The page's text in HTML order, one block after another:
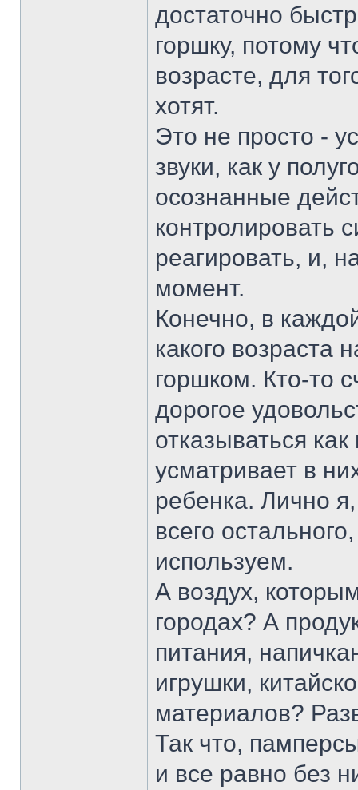
достаточно
горшку, потому
возрасте, для
хотят.
Это не просто -
звуки, как у
осознанные
контролировать
реагировать, и,
момент.
Конечно, в
какого возраста
горшком. Кто-то
дорогое
отказываться
усматривает в
ребенка. Лично
всего
используем.
А воздух,
городах? А
питания,
игрушки,
материалов?
Так что,
и все равно без